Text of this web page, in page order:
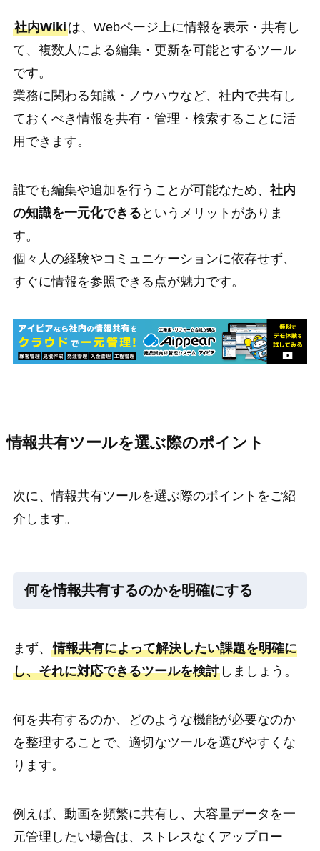
社内Wikiは、Webページ上に情報を表示・共有し
て、複数人による編集・更新を可能とするツール
です。
業務に関わる知識・ノウハウなど、社内で共有し
ておくべき情報を共有・管理・検索することに活
用できます。
誰でも編集や追加を行うことが可能なため、 社内
の知識を一元化できる というメリットがありま
す。
個々人の経験やコミュニケーションに依存せず、
すぐに情報を参照できる点が魅力です。
情報共有ツールを選ぶ際のポイント
次に、情報共有ツールを選ぶ際のポイントをご紹
介します。
何を情報共有するのかを明確にする
まず、 情報共有によって解決したい課題を明確に
し、それに対応できるツールを検討しましょう。
何を共有するのか、どのような機能が必要なのか
を整理することで、適切なツールを選びやすくな
ります。
例えば、動画を頻繁に共有し、大容量データを一
元管理したい場合は、ストレスなくアップロー